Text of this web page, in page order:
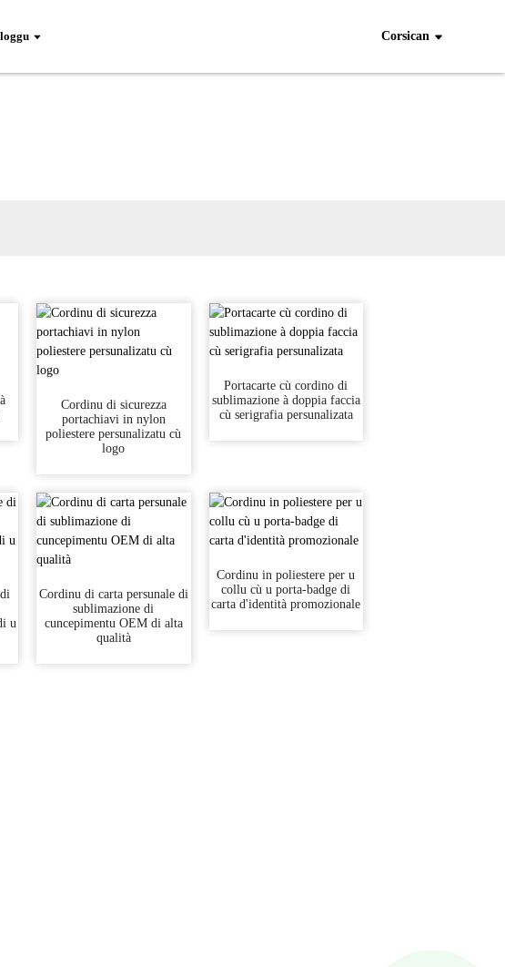
Corsican
Cordinu di sicurezza
portachiavi in ​​nylon
poliestere persunalizatu cù
logo
Portacarte cù cordino di
sublimazione à doppia faccia
cù serigrafia persunalizata
u
Cordinu di carta persunale di
sublimazione di
cuncepimentu OEM di alta
qualità
Cordinu in poliestere per u
collu cù u porta-badge di
carta d'identità promozionale